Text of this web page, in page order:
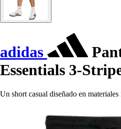
adidas
Essentials 3-
Un short casual diseñado en materiales